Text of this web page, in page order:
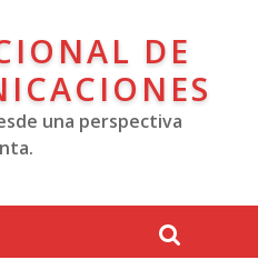
DE
una perspectiva